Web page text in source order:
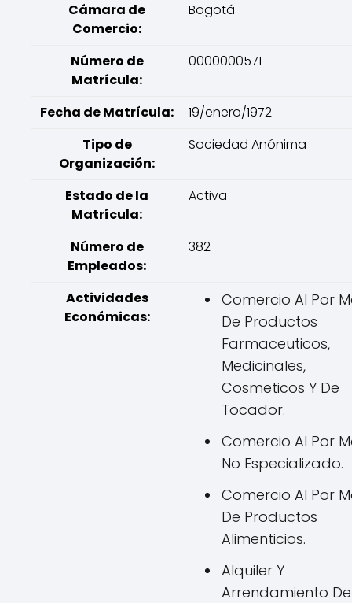
Cámara de
Comercio:
Bogotá
Número de
Matrícula:
0000000571
Fecha de Matrícula:
19/enero/1972
Tipo de
Organización:
Sociedad Anónima
Estado de la
Matrícula:
Activa
Número de
Empleados:
382
Actividades
Económicas:
Comercio Al Por
De Productos
Farmaceuticos,
Medicinales,
Cosmeticos Y De
Tocador.
Comercio Al Por
No Especializado.
Comercio Al Por
De Productos
Alimenticios.
Alquiler Y
Arrendamiento De